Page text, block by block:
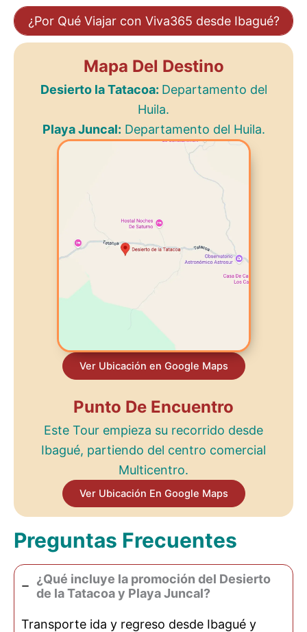
¿Por Qué Viajar con Viva365 desde Ibagué?
Mapa Del Destino
Desierto la Tatacoa: Departamento del
Huila.
Playa Juncal: Departamento del Huila.
Ver Ubicación en Google Maps
Punto De Encuentro
Este Tour empieza su recorrido desde
Ibagué, partiendo del centro comercial
Multicentro.
Ver Ubicación En Google Maps
Preguntas Frecuentes
¿Qué incluye la promoción del Desierto
de la Tatacoa y Playa Juncal?
Transporte ida y regreso desde Ibagué y